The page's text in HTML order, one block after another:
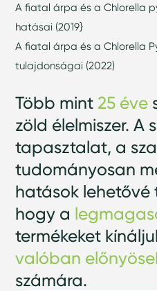
A fiatal árpa és a Chlorella
hatásai (2019}
A fiatal árpa és a Chlorella
tulajdonságai (2022)
Több mint 25 éve
zöld élelmiszer. A
tapasztalat, a
tudományosan
hatások lehetővé
hogy a
termékeket
valóban
számára.